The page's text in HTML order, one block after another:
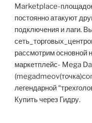
Marketplace-
постоянно атакуют
подключения и лаги.
рассмотрим основной
маркетплейс- Mega
легендарной
Купить через Гидру.